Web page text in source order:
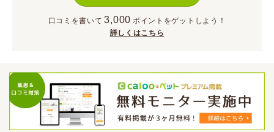
口コミを書いて 3,000 ポイント をゲットしよう！
詳しくはこちら